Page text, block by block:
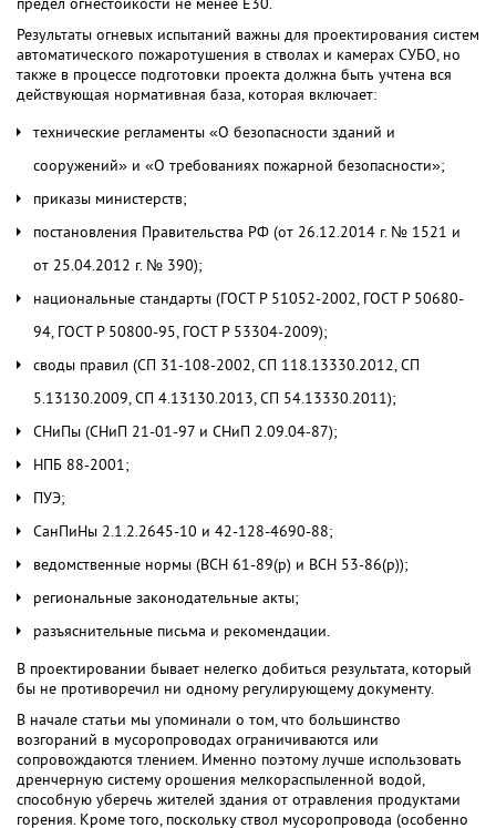
Результаты огневых испытаний важны для проектирования систем
автоматического пожаротушения в стволах и камерах СУБО, но
также в процессе подготовки проекта должна быть учтена вся
действующая нормативная база, которая включает:
технические регламенты «О безопасности зданий и
сооружений» и «О требованиях пожарной безопасности»;
приказы министерств;
постановления Правительства РФ (от 26.12.2014 г. № 1521 и
от 25.04.2012 г. № 390);
национальные стандарты (ГОСТ Р 51052-2002, ГОСТ Р 50680-
94, ГОСТ Р 50800-95, ГОСТ Р 53304-2009);
своды правил (СП 31-108-2002, СП 118.13330.2012, СП
5.13130.2009, СП 4.13130.2013, СП 54.13330.2011);
СНиПы (СНиП 21-01-97 и СНиП 2.09.04-87);
НПБ 88-2001;
ПУЭ;
СанПиНы 2.1.2.2645-10 и 42-128-4690-88;
ведомственные нормы (ВСН 61-89(р) и ВСН 53-86(р));
региональные законодательные акты;
разъяснительные письма и рекомендации.
В проектировании бывает нелегко добиться результата, который
бы не противоречил ни одному регулирующему документу.
В начале статьи мы упоминали о том, что большинство
возгораний в мусоропроводах ограничиваются или
сопровождаются тлением. Именно поэтому лучше использовать
дренчерную систему орошения мелкораспыленной водой,
способную уберечь жителей здания от отравления продуктами
горения. Кроме того, поскольку ствол мусоропровода (особенно